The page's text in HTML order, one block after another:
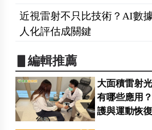
近視雷射不只比技術？AI數
人化評估成關鍵
▋編輯推薦
大面積雷射
有哪些應用
護與運動恢復